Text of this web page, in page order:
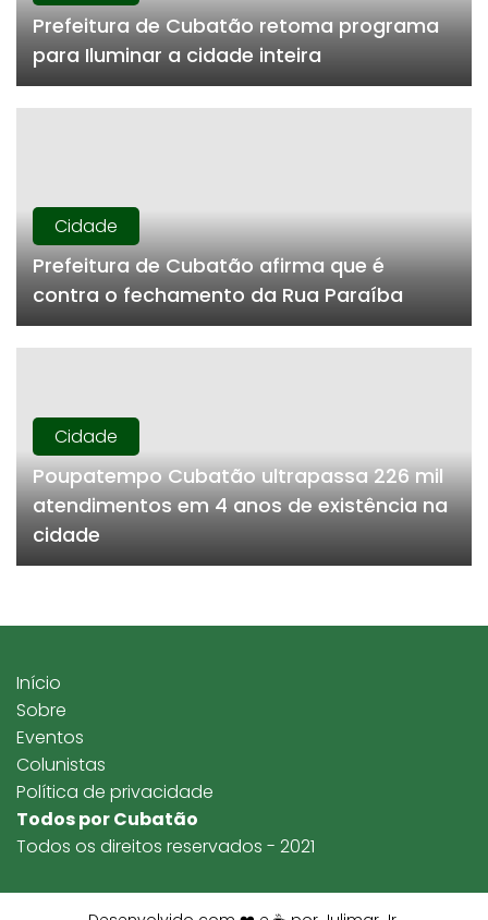
Prefeitura de Cubatão retoma programa
para Iluminar a cidade inteira
Cidade
Prefeitura de Cubatão afirma que é
contra o fechamento da Rua Paraíba
Cidade
Poupatempo Cubatão ultrapassa 226 mil
atendimentos em 4 anos de existência na
cidade
Todos por Cubatão
Todos os direitos reservados - 2021
Início
Sobre
Eventos
Colunistas
Política de privacidade